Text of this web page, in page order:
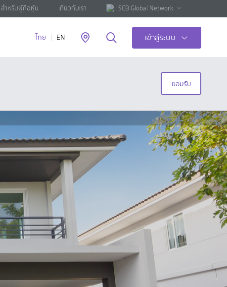
สำหรับผู้ถือหุ้น เกี่ยวกับเรา SCB Global Network
ไทย EN เข้าสู่ระบบ
ยอมรับ